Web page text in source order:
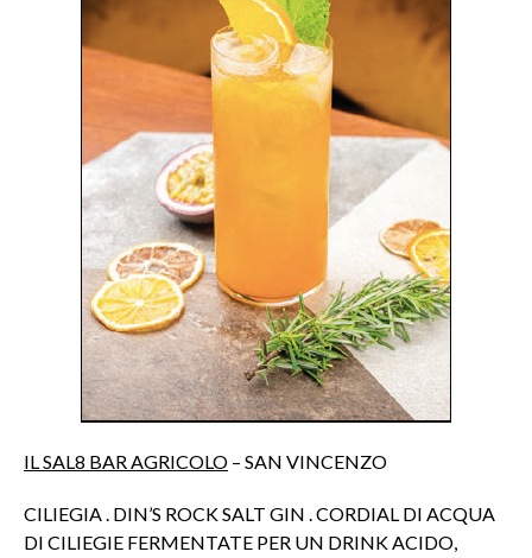
IL SAL8 BAR AGRICOLO – SAN VINCENZO
CILIEGIA . DIN’S ROCK SALT GIN . CORDIAL DI ACQUA
DI CILIEGIE FERMENTATE PER UN DRINK ACIDO,